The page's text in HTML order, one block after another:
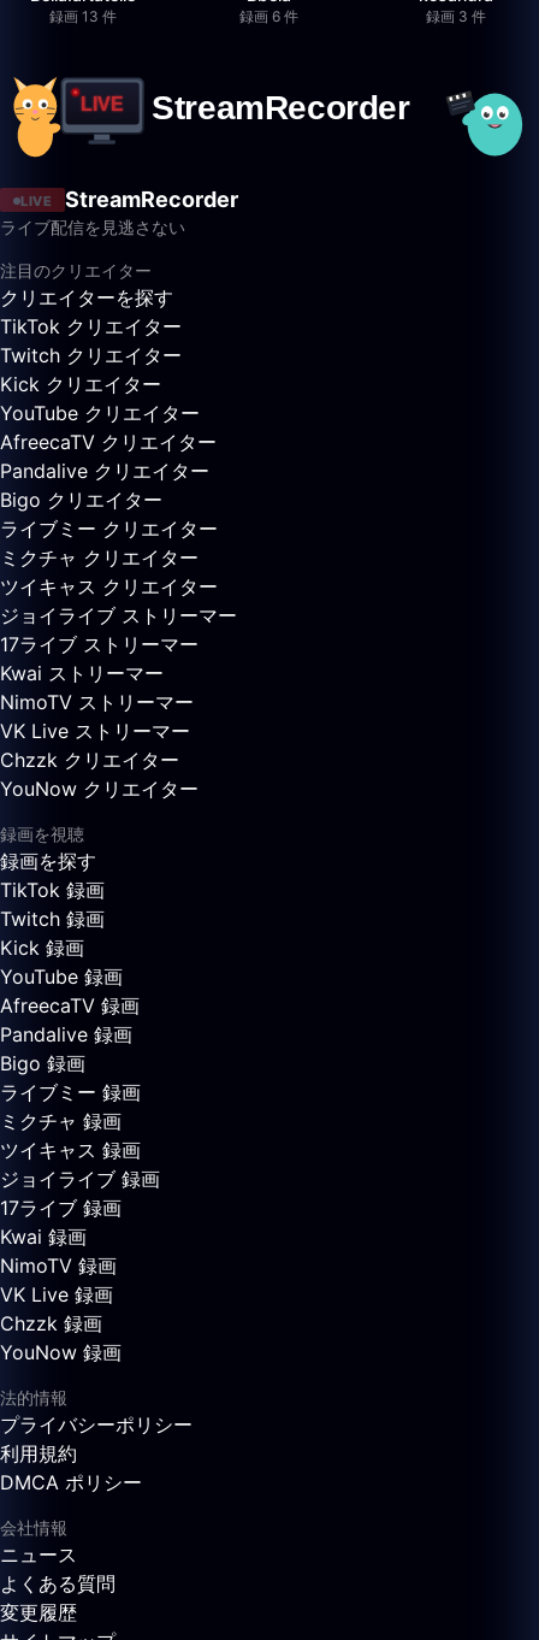
録画 13 件 録画 6 件 録画 3 件
LIVE StreamRecorder
ライブ配信を見逃さない
注目のクリエイター
クリエイターを探す
TikTok クリエイター
Twitch クリエイター
Kick クリエイター
YouTube クリエイター
AfreecaTV クリエイター
Pandalive クリエイター
Bigo クリエイター
ライブミー クリエイター
ミクチャ クリエイター
ツイキャス クリエイター
ジョイライブ ストリーマー
17ライブ ストリーマー
Kwai ストリーマー
NimoTV ストリーマー
VK Live ストリーマー
Chzzk クリエイター
YouNow クリエイター
録画を視聴
録画を探す
TikTok 録画
Twitch 録画
Kick 録画
YouTube 録画
AfreecaTV 録画
Pandalive 録画
Bigo 録画
ライブミー 録画
ミクチャ 録画
ツイキャス 録画
ジョイライブ 録画
17ライブ 録画
Kwai 録画
NimoTV 録画
VK Live 録画
Chzzk 録画
YouNow 録画
法的情報
プライバシーポリシー
利用規約
DMCA ポリシー
会社情報
ニュース
よくある質問
変更履歴